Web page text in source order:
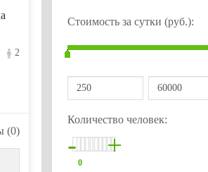
2
(0)
Стоимость за сутки (руб.):
Количество человек:
-
0
+